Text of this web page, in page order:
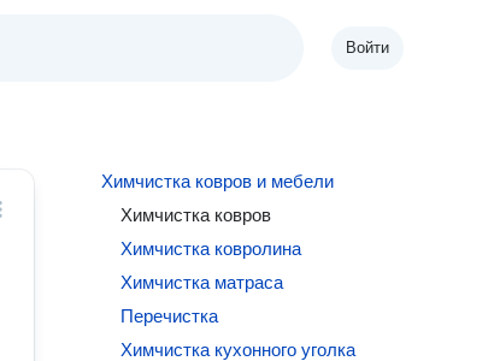
Войти
Химчистка ковров и мебели
Химчистка ковров
Химчистка ковролина
Химчистка матраса
Перечистка
Химчистка кухонного уголка